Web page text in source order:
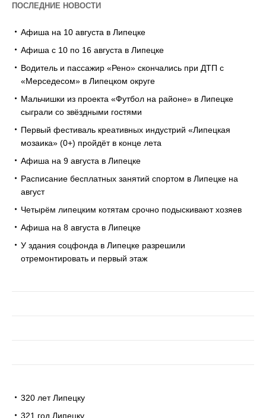
ПОСЛЕДНИЕ НОВОСТИ
Афиша на 10 августа в Липецке
Афиша с 10 по 16 августа в Липецке
Водитель и пассажир «Рено» скончались при ДТП с
«Мерседесом» в Липецком округе
Мальчишки из проекта «Футбол на районе» в Липецке
сыграли со звёздными гостями
Первый фестиваль креативных индустрий «Липецкая
мозаика» (0+) пройдёт в конце лета
Афиша на 9 августа в Липецке
Расписание бесплатных занятий спортом в Липецке на
август
Четырём липецким котятам срочно подыскивают хозяев
Афиша на 8 августа в Липецке
У здания соцфонда в Липецке разрешили
отремонтировать и первый этаж
320 лет Липецку
321 год Липецку